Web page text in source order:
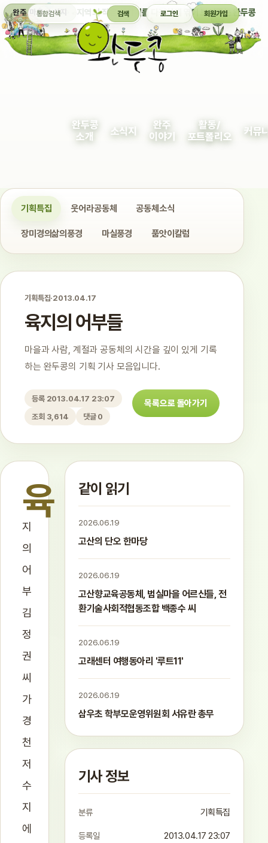
완주 마을 소식지 지역의 작은 이야기를 다정하게 엮어 보여주는 완두콩
통합검색 검색 로그인 회원가입
완두콩
소개
소식지
완주
이야기
활동/
포트폴리오
커뮤
기획특집 웃어라공동체 공동체소식
장미경의삶의풍경 마실풍경 품앗이칼럼
기획특집·2013.04.17
육지의 어부들
마을과 사람, 계절과 공동체의 시간을 깊이 있게 기록
하는 완두콩의 기획 기사 모음입니다.
등록 2013.04.17 23:07
조회 3,614
댓글 0
목록으로 돌아가기
육
지
의
어
부
김
정
권
씨
가
경
천
저
수
지
에
같이 읽기
2026.06.19
고산의 단오 한마당
2026.06.19
고산향교육공동체, 범실마을 어르신들, 전
환기술사회적협동조합 백종수 씨
2026.06.19
고래센터 여행동아리 '루트11'
2026.06.19
삼우초 학부모운영위원회 서유란 총무
기사 정보
분류 기획특집
등록일 2013.04.17 23:07